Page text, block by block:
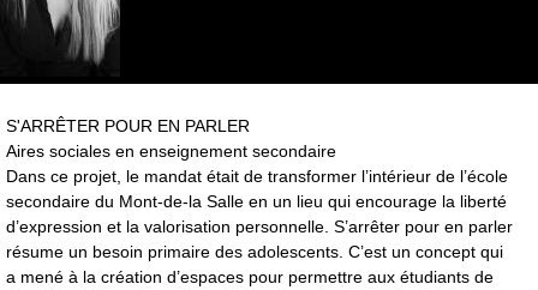
S'ARRÊTER POUR EN PARLER
Aires sociales en enseignement secondaire
Dans ce projet, le mandat était de transformer l’intérieur de l’école
secondaire du Mont-de-la Salle en un lieu qui encourage la liberté
d’expression et la valorisation personnelle. S’arrêter pour en parler
résume un besoin primaire des adolescents. C’est un concept qui
a mené à la création d’espaces pour permettre aux étudiants de